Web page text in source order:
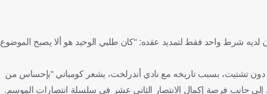
لديه شرط واحد فقط لتمديد عقده: "كان طلبي الوحيد هو ألا يصبح الموضوع
دون تشتيت، بسبب تاريخه مع نادي أندرلخت، يشعر كومباني "بإحساس من
إلى جانب فرصة إكمال الانتصار الثاني عشر في سلسلة انتصارات الموسم.